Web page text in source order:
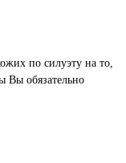
по силуэту на то,
Вы обязательно